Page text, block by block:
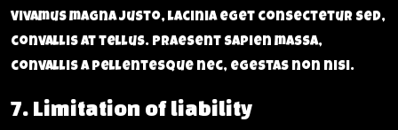
Vivamus magna justo, lacinia eget consectetur sed,
convallis at tellus. Praesent sapien massa,
convallis a pellentesque nec, egestas non nisi.
7. Limitation of liability